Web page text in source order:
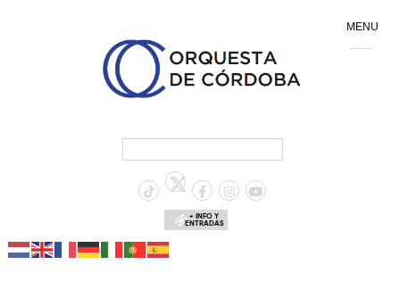
+ INFO Y
ENTRADAS
MENU